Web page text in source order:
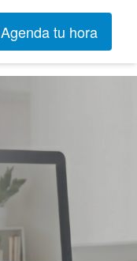
Agenda tu hora